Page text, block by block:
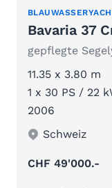
Bavaria 37
11.35 x 3.80 m
1 x 30 PS / 22
2006
Schweiz
CHF 49'000.-